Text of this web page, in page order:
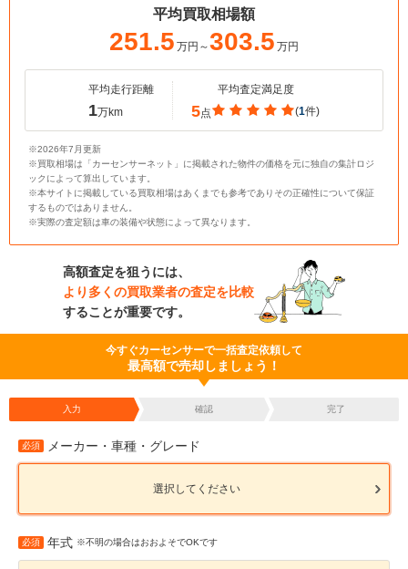
平均買取相場額
251.5 万円～303.5 万円
平均走行距離
1万km
平均査定満足度
5点 (1件)
※2026年7月更新
※買取相場は「カーセンサーネット」に掲載された物件の価格を元に独自の集計ロジ
ックによって算出しています。
※本サイトに掲載している買取相場はあくまでも参考でありその正確性について保証
するものではありません。
※実際の査定額は車の装備や状態によって異なります。
高額査定を狙うには、
より多くの買取業者の査定を比較
することが重要です。
今すぐカーセンサーで一括査定依頼して
最高額で売却しましょう！
入力 確認 完了
必須 メーカー・車種・グレード
選択してください
必須 年式 ※不明の場合はおおよそでOKです